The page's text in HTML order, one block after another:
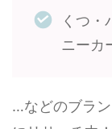
くつ・
ニーカ
…などのブラ